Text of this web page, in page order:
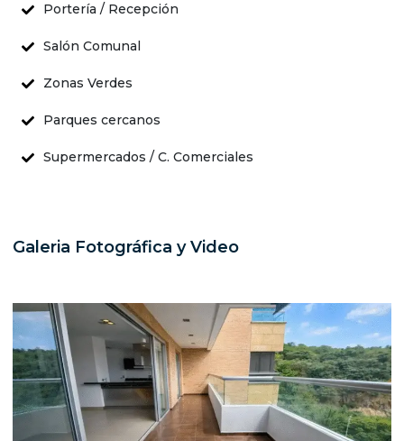
Portería / Recepción
Salón Comunal
Zonas Verdes
Parques cercanos
Supermercados / C. Comerciales
Galeria Fotográfica y Video